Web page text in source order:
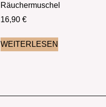
Räuchermuschel
16,90 €
WEITERLESEN